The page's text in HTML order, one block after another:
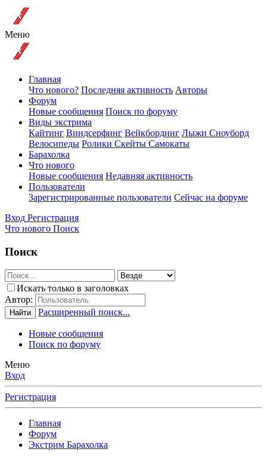
Меню
Главная
Что нового? Последняя активность Авторы
Форум
Новые сообщения Поиск по форуму
Виды экстрима
Кайтинг Виндсерфинг Вейкбординг Лыжи Сноуборд
Велосипеды Ролики Скейты Самокаты
Барахолка
Что нового
Новые сообщения Недавняя активность
Пользователи
Зарегистрированные пользователи Сейчас на форуме
Вход Регистрация
Что нового Поиск
Поиск
Искать только в заголовках
Автор:
Найти Расширенный поиск...
Новые сообщения
Поиск по форуму
Меню
Вход
Регистрация
Главная
Форум
Экстрим Барахолка